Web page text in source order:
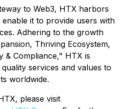
to Web3, HTX harbors
it to provide users with
Adhering to the growth
Thriving Ecosystem,
& Compliance," HTX is
services and values to
worldwide.
please visit